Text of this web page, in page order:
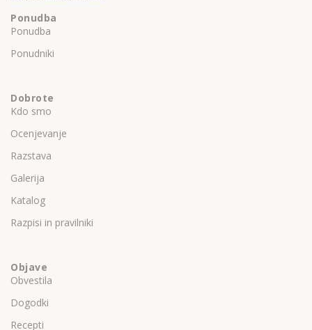
Ponudba
Ponudba
Ponudniki
Dobrote
Kdo smo
Ocenjevanje
Razstava
Galerija
Katalog
Razpisi in pravilniki
Objave
Obvestila
Dogodki
Recepti